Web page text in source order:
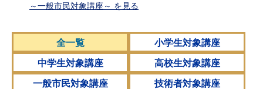
～一般市民対象講座～ を見る
全一覧
小学生対象講座
中学生対象講座
高校生対象講座
一般市民対象講座
技術者対象講座